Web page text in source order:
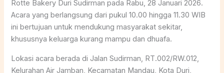
Rotte Bakery Duri Sudirman pada Rabu, 28 Januari 2026.
Acara yang berlangsung dari pukul 10.00 hingga 11.30 WIB
ini bertujuan untuk mendukung masyarakat sekitar,
khususnya keluarga kurang mampu dan dhuafa.
Lokasi acara berada di Jalan Sudirman, RT.002/RW.012,
Kelurahan Air Jamban, Kecamatan Mandau, Kota Duri,